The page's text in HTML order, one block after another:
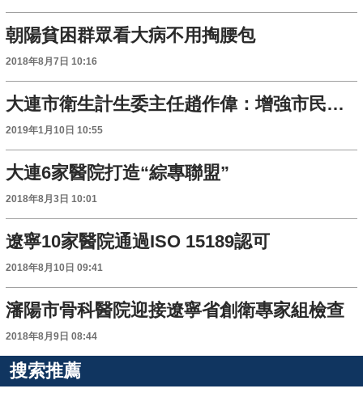
朝陽貧困群眾看大病不用掏腰包
2018年8月7日 10:16
大連市衛生計生委主任趙作偉：增強市民看病的獲得感
2019年1月10日 10:55
大連6家醫院打造“綜專聯盟”
2018年8月3日 10:01
遼寧10家醫院通過ISO 15189認可
2018年8月10日 09:41
瀋陽市骨科醫院迎接遼寧省創衛專家組檢查
2018年8月9日 08:44
搜索推薦